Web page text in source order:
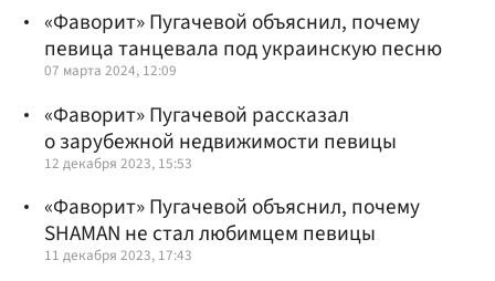
«Фаворит» Пугачевой объяснил, почему
певица танцевала под украинскую песню
07 марта 2024, 12:09
«Фаворит» Пугачевой рассказал
о зарубежной недвижимости певицы
12 декабря 2023, 15:53
«Фаворит» Пугачевой объяснил, почему
SHAMAN не стал любимцем певицы
11 декабря 2023, 17:43